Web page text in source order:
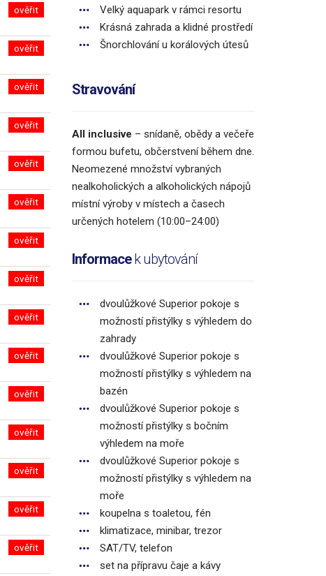
ověřit
ověřit
ověřit
ověřit
ověřit
ověřit
ověřit
ověřit
ověřit
ověřit
ověřit
ověřit
ověřit
ověřit
ověřit
Velký aquapark v rámci resortu
Krásná zahrada a klidné prostředí
Šnorchlování u korálových útesů
Stravování
All inclusive – snídaně, obědy a večeře
formou bufetu, občerstvení během dne.
Neomezené množství vybraných
nealkoholických a alkoholických nápojů
místní výroby v místech a časech
určených hotelem (10:00–24:00)
Informacek ubytování
dvoulůžkové Superior pokoje s
možností přistýlky s výhledem do
zahrady
dvoulůžkové Superior pokoje s
možností přistýlky s výhledem na
bazén
dvoulůžkové Superior pokoje s
možností přistýlky s bočním
výhledem na moře
dvoulůžkové Superior pokoje s
možností přistýlky s výhledem na
moře
koupelna s toaletou, fén
klimatizace, minibar, trezor
SAT/TV, telefon
set na přípravu čaje a kávy